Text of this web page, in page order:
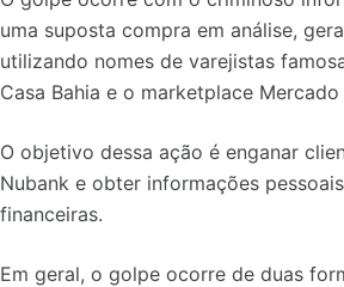
uma suposta compra em análise,
utilizando nomes de varejistas
Casa Bahia e o marketplace Mercado
O objetivo dessa ação é enganar
Nubank e obter informações
financeiras.
Em geral, o golpe ocorre de duas